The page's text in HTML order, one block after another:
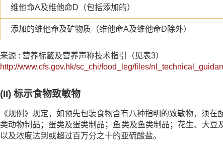
维他命A及维他命D（包括添加的）
添加的维他命及矿物质（维他命A及维他命D除外）
来源 : 营养标籤及营养声称技术指引（见表3）
http://www.cfs.gov.hk/sc_chi/food_leg/files/
(II) 标示食物致敏物
《规例》规定，如预先包装食物含有八种指明的致敏物，须
类动物制品；蛋类及蛋类制品；鱼类及鱼类制品；花生、大豆
以及浓度达到或超过百万分之十的亚硫酸盐。